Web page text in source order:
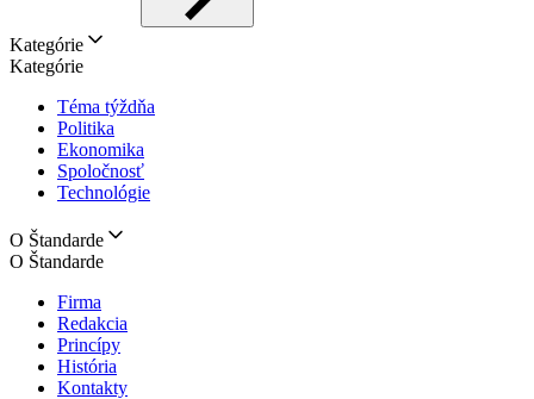
Kategórie
Kategórie
Téma týždňa
Politika
Ekonomika
Spoločnosť
Technológie
O Štandarde
O Štandarde
Firma
Redakcia
Princípy
História
Kontakty